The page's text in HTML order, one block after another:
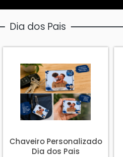
Dia dos Pais
Chaveiro Personalizado
Dia dos Pais